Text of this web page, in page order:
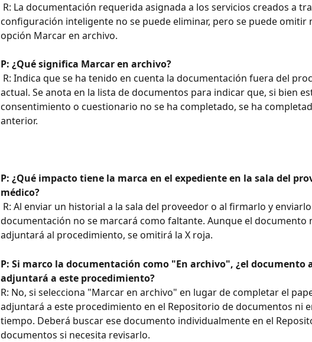
configuración inteligente no se puede eliminar, pero se puede omitir
opción Marcar en archivo.
P: ¿Qué significa Marcar en archivo?
actual. Se anota en la lista de documentos para indicar que, si bien
consentimiento o cuestionario no se ha completado, se ha
anterior.
P: ¿Qué impacto tiene la marca en el expediente en la sala del
médico?
documentación no se marcará como faltante. Aunque el documento
adjuntará al procedimiento, se omitirá la X roja.
P: Si marco la documentación como "En archivo", ¿el documento
adjuntará a este procedimiento?
R: No, si selecciona "Marcar en archivo" en lugar de completar el
adjuntará a este procedimiento en el Repositorio de documentos ni
tiempo. Deberá buscar ese documento individualmente en el
documentos si necesita revisarlo.